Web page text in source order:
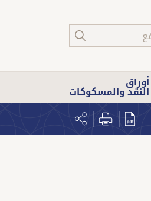
أوراق
النقد والمسكوكات